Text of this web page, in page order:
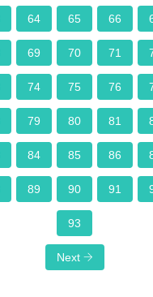
64 65 66
69 70 71
74 75 76
79 80 81
84 85 86
89 90 91
93
Next